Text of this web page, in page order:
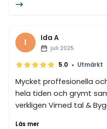
I Ida A
juli 2025
5.0 • Utmärkt
Mycket proffesionella
hela tiden och grymt
verkligen Vimed tal &
Läs mer